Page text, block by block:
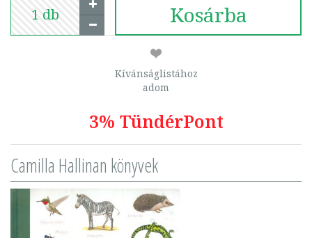
Kosárba
Kívánságlistához
adom
3% TündérPont
Camilla Hallinan könyvek